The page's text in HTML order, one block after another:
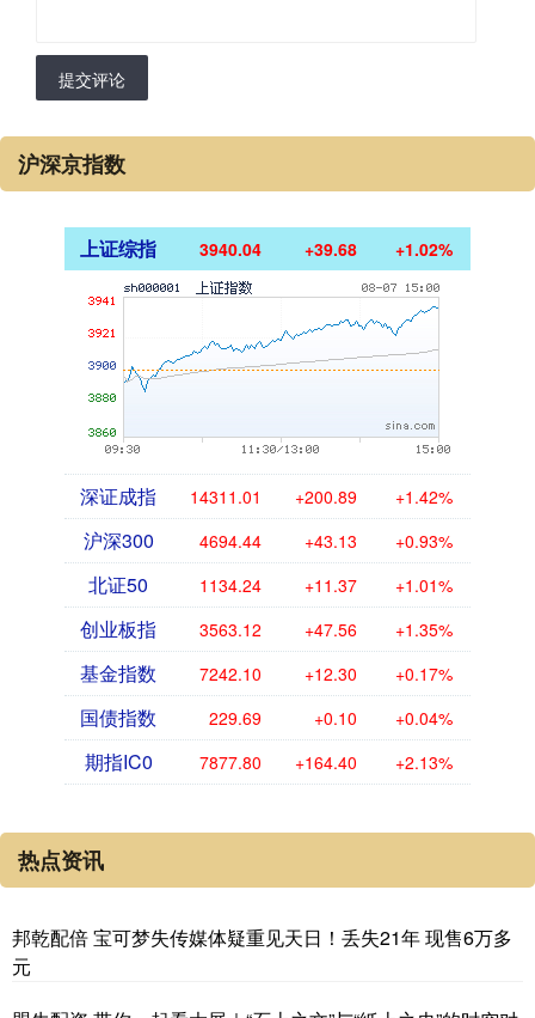
提交评论
沪深京指数
上证综指 3940.04 +39.68 +1.02%
深证成指 14311.01 +200.89 +1.42%
沪深300 4694.44 +43.13 +0.93%
北证50 1134.24 +11.37 +1.01%
创业板指 3563.12 +47.56 +1.35%
基金指数 7242.10 +12.30 +0.17%
国债指数 229.69 +0.10 +0.04%
期指IC0 7877.80 +164.40 +2.13%
热点资讯
邦乾配倍 宝可梦失传媒体疑重见天日！丢失21年 现售6万多
元